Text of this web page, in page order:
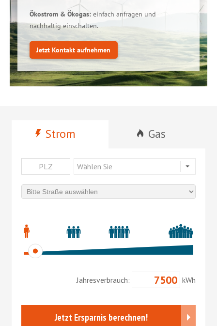
Ökostrom & Ökogas: einfach anfragen und
nachhaltig einschalten.
Jetzt Kontakt aufnehmen